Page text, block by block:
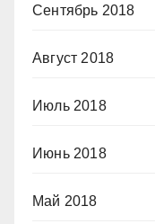
Сентябрь 2018
Август 2018
Июль 2018
Июнь 2018
Май 2018